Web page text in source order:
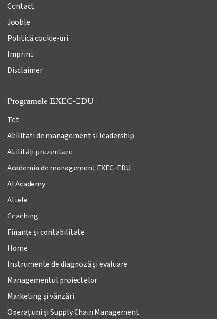
Contact
Jooble
Politică cookie-uri
Imprint
Disclaimer
Programele EXEC-EDU
Tot
Abilitati de management si leadership
Abilități prezentare
Academia de management EXEC-EDU
AI Academy
Altele
Coaching
Finanțe și contabilitate
Home
Instrumente de diagnoză și evaluare
Managementul proiectelor
Marketing și vânzări
Operațiuni și Supply Chain Management